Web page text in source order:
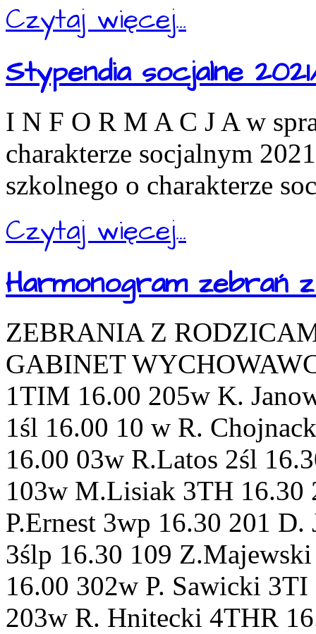
Czytaj więcej...
Stypendia socjalne
I N F O R M A C J A w
charakterze socjalnym
szkolnego o charakterze
Czytaj więcej...
Harmonogram zebrań
ZEBRANIA Z
GABINET
1TIM 16.00 205w K.
1śl 16.00 10 w R.
16.00 03w R.Latos 2śl
103w M.Lisiak 3TH 16.30
P.Ernest 3wp 16.30 201
3ślp 16.30 109
16.00 302w P. Sawicki
203w R. Hnitecki 4THR